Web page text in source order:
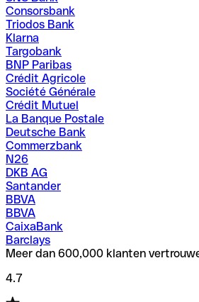
Consorsbank
Triodos Bank
Klarna
Targobank
BNP Paribas
Crédit Agricole
Société Générale
Crédit Mutuel
La Banque Postale
Deutsche Bank
Commerzbank
N26
DKB AG
Santander
BBVA
BBVA
CaixaBank
Barclays
Meer dan 600,000 klanten
4.7